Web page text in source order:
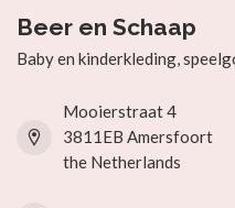
Beer en Schaap
Baby en kinderkleding,
Mooierstraat 4
3811EB Amersfoort
the Netherlands